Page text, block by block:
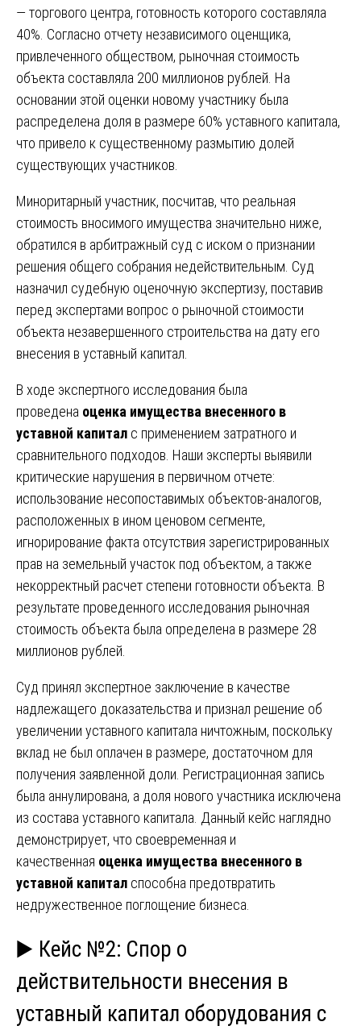
— торгового центра, готовность которого составляла
40%. Согласно отчету независимого оценщика,
привлеченного обществом, рыночная стоимость
объекта составляла 200 миллионов рублей. На
основании этой оценки новому участнику была
распределена доля в размере 60% уставного капитала,
что привело к существенному размытию долей
существующих участников.
Миноритарный участник, посчитав, что реальная
стоимость вносимого имущества значительно ниже,
обратился в арбитражный суд с иском о признании
решения общего собрания недействительным. Суд
назначил судебную оценочную экспертизу, поставив
перед экспертами вопрос о рыночной стоимости
объекта незавершенного строительства на дату его
внесения в уставный капитал.
В ходе экспертного исследования была
проведена оценка имущества внесенного в
уставной капитал с применением затратного и
сравнительного подходов. Наши эксперты выявили
критические нарушения в первичном отчете:
использование несопоставимых объектов-аналогов,
расположенных в ином ценовом сегменте,
игнорирование факта отсутствия зарегистрированных
прав на земельный участок под объектом, а также
некорректный расчет степени готовности объекта. В
результате проведенного исследования рыночная
стоимость объекта была определена в размере 28
миллионов рублей.
Суд принял экспертное заключение в качестве
надлежащего доказательства и признал решение об
увеличении уставного капитала ничтожным, поскольку
вклад не был оплачен в размере, достаточном для
получения заявленной доли. Регистрационная запись
была аннулирована, а доля нового участника исключена
из состава уставного капитала. Данный кейс наглядно
демонстрирует, что своевременная и
качественная оценка имущества внесенного в
уставной капитал способна предотвратить
недружественное поглощение бизнеса.
▶️ Кейс №2: Спор о
действительности внесения в
уставный капитал оборудования с